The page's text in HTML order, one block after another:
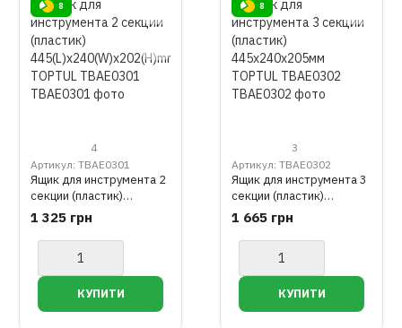
8
4
Артикул: TBAE0301
Ящик для инструмента 2
секции (пластик)
445(L)x240(W)x202(H)m
m TOPTUL TBAE0301
1 325 грн
8
3
Артикул: TBAE0302
Ящик для инструмента 3
секции (пластик)
445x240x205мм TOPTUL
TBAE0302
1 665 грн